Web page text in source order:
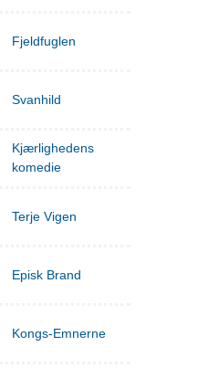
Fjeldfuglen
Svanhild
Kjærlighedens
komedie
Terje Vigen
Episk Brand
Kongs-Emnerne